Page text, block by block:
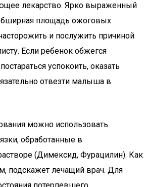
лекарство. Ярко выраженный
площадь ожоговых
и послужить причиной
Если ребенок обжегся
успокоить, оказать
отвезти малыша в
можно использовать
обработанные в
(Димексид, Фурацилин). Как
подскажет лечащий врач. Для